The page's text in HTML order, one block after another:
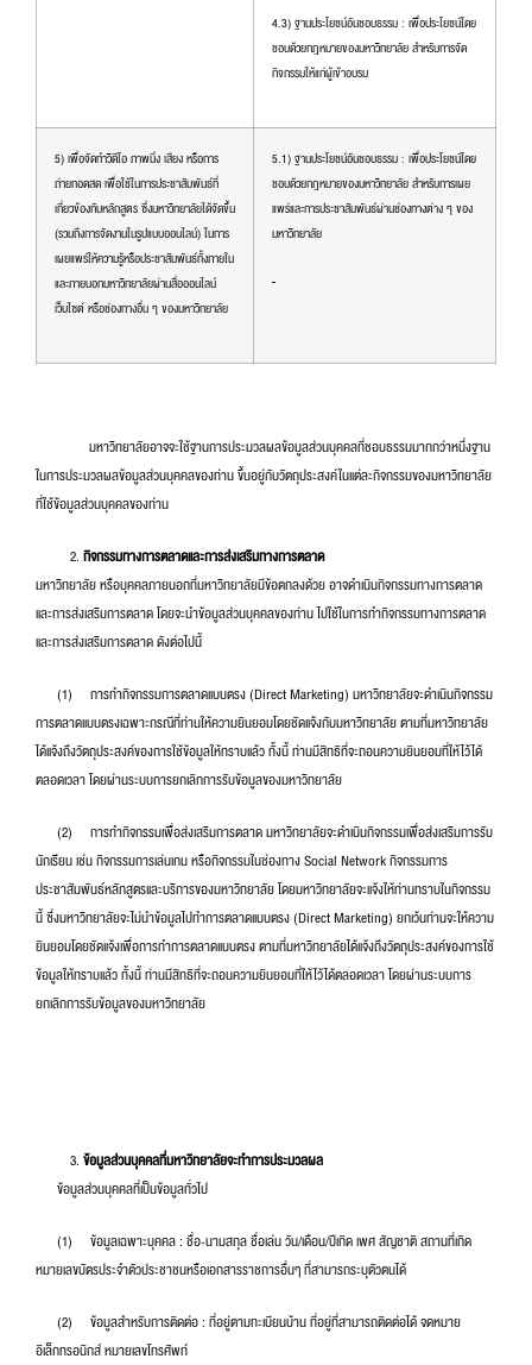
4.3) ฐานประโยชน์อันชอบธรรม : เพื่อประโยชน์โดย
ชอบด้วยกฎหมายของมหาวิทยาลัย สำหรับการจัด
กิจกรรมให้แก่ผู้เข้าอบรม
5) เพื่อจัดทำวิดีโอ ภาพนิ่ง เสียง หรือการ
ถ่ายทอดสด เพื่อใช้ในการประชาสัมพันธ์ที่
เกี่ยวข้องกับหลักสูตร ซึ่งมหาวิทยาลัยได้จัดขึ้น
(รวมถึงการจัดงานในรูปแบบออนไลน์) ในการ
เผยแพร่ให้ความรู้หรือประชาสัมพันธ์ทั้งภายใน
และภายนอกมหาวิทยาลัยผ่านสื่อออนไลน์
เว็บไซต์ หรือช่องทางอื่น ๆ ของมหาวิทยาลัย
5.1) ฐานประโยชน์อันชอบธรรม : เพื่อประโยชน์โดย
ชอบด้วยกฎหมายของมหาวิทยาลัย สำหรับการเผย
แพร่และการประชาสัมพันธ์ผ่านช่องทางต่าง ๆ ของ
มหาวิทยาลัย
มหาวิทยาลัยอาจจะใช้ฐานการประมวลผลข้อมูลส่วนบุคคลที่ชอบธรรมมากกว่าหนึ่งฐาน
ในการประมวลผลข้อมูลส่วนบุคคลของท่าน ขึ้นอยู่กับวัตถุประสงค์ในแต่ละกิจกรรมของมหาวิทยาลัย
ที่ใช้ข้อมูลส่วนบุคคลของท่าน
กิจกรรมทางการตลาดและการส่งเสริมทางการตลาด
มหาวิทยาลัย หรือบุคคลภายนอกที่มหาวิทยาลัยมีข้อตกลงด้วย อาจดำเนินกิจกรรมทางการตลาด
และการส่งเสริมการตลาด โดยจะนำข้อมูลส่วนบุคคลของท่าน ไปใช้ในการทำกิจกรรมทางการตลาด
และการส่งเสริมการตลาด ดังต่อไปนี้
(1) การทำกิจกรรมการตลาดแบบตรง (Direct Marketing) มหาวิทยาลัยจะดำเนินกิจกรรม
การตลาดแบบตรงเฉพาะกรณีที่ท่านให้ความยินยอมโดยชัดแจ้งกับมหาวิทยาลัย ตามที่มหาวิทยาลัย
ได้แจ้งถึงวัตถุประสงค์ของการใช้ข้อมูลให้ทราบแล้ว ทั้งนี้ ท่านมีสิทธิที่จะถอนความยินยอมที่ให้ไว้ได้
ตลอดเวลา โดยผ่านระบบการยกเลิกการรับข้อมูลของมหาวิทยาลัย
(2) การทำกิจกรรมเพื่อส่งเสริมการตลาด มหาวิทยาลัยจะดำเนินกิจกรรมเพื่อส่งเสริมการรับ
นักเรียน เช่น กิจกรรมการเล่นเกม หรือกิจกรรมในช่องทาง Social Network กิจกรรมการ
ประชาสัมพันธ์หลักสูตรและบริการของมหาวิทยาลัย โดยมหาวิทยาลัยจะแจ้งให้ท่านทราบในกิจกรรม
นี้ ซึ่งมหาวิทยาลัยจะไม่นำข้อมูลไปทำการตลาดแบบตรง (Direct Marketing) ยกเว้นท่านจะให้ความ
ยินยอมโดยชัดแจ้งเพื่อการทำการตลาดแบบตรง ตามที่มหาวิทยาลัยได้แจ้งถึงวัตถุประสงค์ของการใช้
ข้อมูลให้ทราบแล้ว ทั้งนี้ ท่านมีสิทธิที่จะถอนความยินยอมที่ให้ไว้ได้ตลอดเวลา โดยผ่านระบบการ
ยกเลิกการรับข้อมูลของมหาวิทยาลัย
ข้อมูลส่วนบุคคลที่มหาวิทยาลัยจะทำการประมวลผล
ข้อมูลส่วนบุคคลที่เป็นข้อมูลทั่วไป
(1) ข้อมูลเฉพาะบุคคล : ชื่อ-นามสกุล ชื่อเล่น วัน/เดือน/ปีเกิด เพศ สัญชาติ สถานที่เกิด
หมายเลขบัตรประจำตัวประชาชนหรือเอกสารราชการอื่นๆ ที่สามารถระบุตัวตนได้
(2) ข้อมูลสำหรับการติดต่อ : ที่อยู่ตามทะเบียนบ้าน ที่อยู่ที่สามารถติดต่อได้ จดหมาย
อิเล็กทรอนิกส์ หมายเลขโทรศัพท์